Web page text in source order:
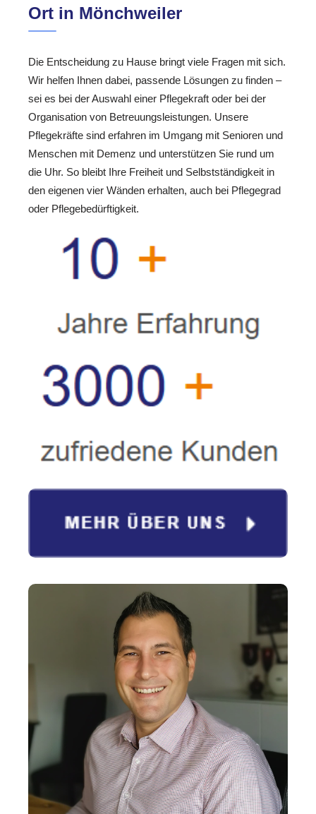
Ort in Mönchweiler
Die Entscheidung zu Hause bringt viele Fragen mit sich.
Wir helfen Ihnen dabei, passende Lösungen zu finden –
sei es bei der Auswahl einer Pflegekraft oder bei der
Organisation von Betreuungsleistungen. Unsere
Pflegekräfte sind erfahren im Umgang mit Senioren und
Menschen mit Demenz und unterstützen Sie rund um
die Uhr. So bleibt Ihre Freiheit und Selbstständigkeit in
den eigenen vier Wänden erhalten, auch bei Pflegegrad
oder Pflegebedürftigkeit.